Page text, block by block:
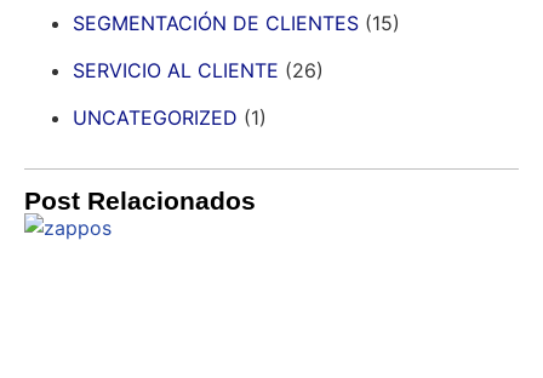
SEGMENTACIÓN DE CLIENTES (15)
SERVICIO AL CLIENTE (26)
UNCATEGORIZED (1)
Post Relacionados